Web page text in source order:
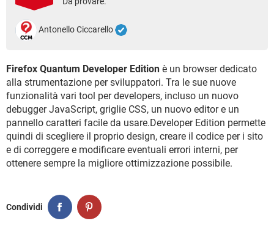
TIKTOK
HARDWARE
Antonello Ciccarello
Firefox Quantum Developer Edition è un browser dedicato
alla strumentazione per sviluppatori. Tra le sue nuove
funzionalità vari tool per developers, incluso un nuovo
debugger JavaScript, griglie CSS, un nuovo editor e un
pannello caratteri facile da usare.Developer Edition permette
quindi di scegliere il proprio design, creare il codice per i sito
e di correggere e modificare eventuali errori interni, per
ottenere sempre la migliore ottimizzazione possibile.
Condividi